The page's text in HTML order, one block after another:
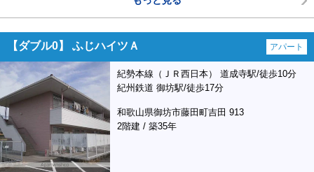
【ダブル0】 ふじハイツＡ アパート
紀勢本線（ＪＲ西日本） 道成寺駅/徒歩10分
紀州鉄道 御坊駅/徒歩17分
和歌山県御坊市藤田町吉田 913
2階建 / 築35年